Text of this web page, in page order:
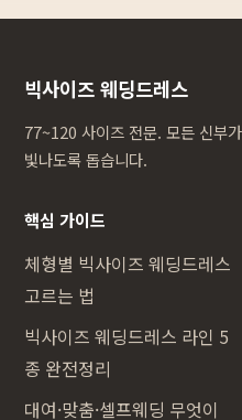
빅사이즈 웨딩드레스
77~120 사이즈 전문. 모든 신부
빛나도록 돕습니다.
핵심 가이드
체형별 빅사이즈 웨딩드레스
고르는 법
빅사이즈 웨딩드레스 라인 5
종 완전정리
대여·맞춤·셀프웨딩 무엇이